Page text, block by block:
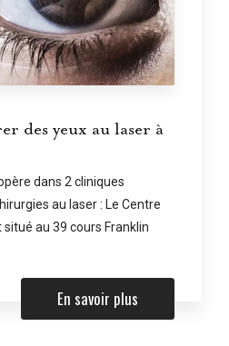
des yeux au laser à
dans 2 cliniques
au laser : Le Centre
situé au 39 cours Franklin
En savoir plus